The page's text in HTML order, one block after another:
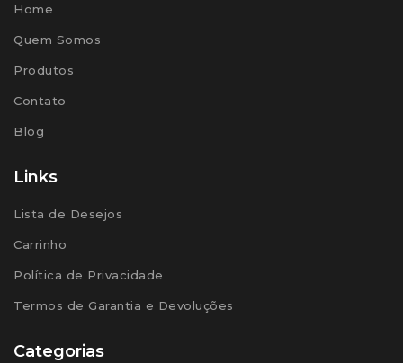
Home
Quem Somos
Produtos
Contato
Blog
Links
Lista de Desejos
Carrinho
Política de Privacidade
Termos de Garantia e Devoluções
Categorias